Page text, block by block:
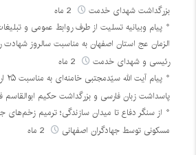
بزرگداشت شهدای خدمت
پیام وبیانیه تسلیت از طرف روابط عمومی و
الزمان عج استان اصفهان به مناسبت سالروز شهادت
رئیسی و شهدای خدمت
پاسداشت زبان فارسی و بزرگداشت حکیم ابوالقاسم
مسکونی توسط جهادگران اصفهانی